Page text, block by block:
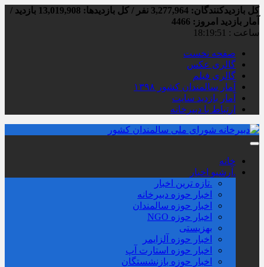
کل بازدیدکنند‌گان: 3,277,964 نفر / کل بازدیدها: 13,019,908 بازدید /
آمار بازدید امروز: 4466
ساعت : 18:19:52
صفحه نخست
گالری عکس
گالری فیلم
آمار سالمندان کشور ۱۳۹۸
آمار بازدید سایت
ارتباط با دبیرخانه
خانه
.آرشیو اخبار
.تازه ترین اخبار
اخبار حوزه دبیرخانه
اخبار حوزه سالمندان
اخبار حوزه NGO
بهزیستی
اخبار حوزه آلزايمر
اخبار حوزه استارت آپ
اخبار حوزه بازنشستگان